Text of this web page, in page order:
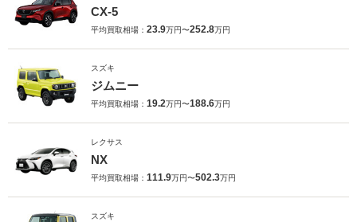
CX-5
平均買取相場： 23.9万円〜252.8万円
スズキ
ジムニー
平均買取相場： 19.2万円〜188.6万円
レクサス
NX
平均買取相場： 111.9万円〜502.3万円
スズキ